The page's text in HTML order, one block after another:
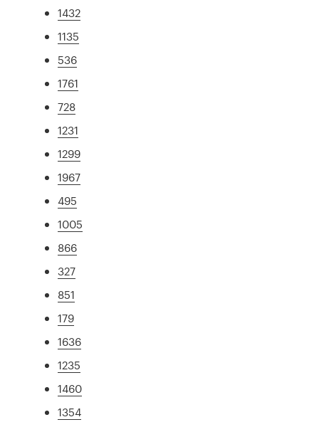
1432
1135
536
1761
728
1231
1299
1967
495
1005
866
327
851
179
1636
1235
1460
1354